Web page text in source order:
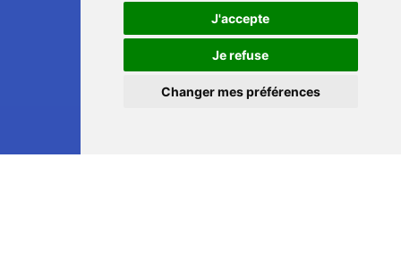
J'accepte
Je refuse
Changer mes préférences
📞